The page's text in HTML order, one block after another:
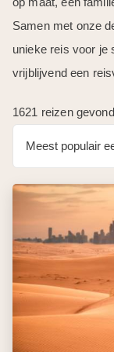
Samen met onze
unieke reis voor je
vrijblijvend een
1621 reizen